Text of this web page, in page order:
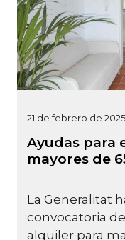
21 de febrero de 2025
Ayudas para
mayores de
La Generalitat
convocatoria
alquiler para